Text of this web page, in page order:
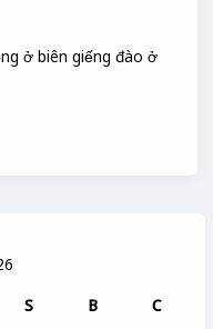
S B C
ở biên giếng đào ở